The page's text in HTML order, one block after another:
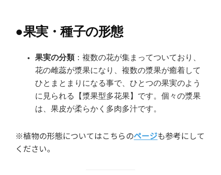
●果実・種子の形態
果実の分類 ：複数の花が集まってついており、
花の雌蕊が漿果になり、複数の漿果が癒着して
ひとまとまりになる事で、ひとつの果実のよう
に見られる【漿果型多花果】です。個々の漿果
は、果皮が柔らかく多肉多汁です。
※植物の形態についてはこちらのページも参考にして
ください。